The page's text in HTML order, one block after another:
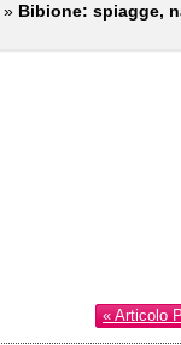
» Bibione: spiagge,
« Articolo